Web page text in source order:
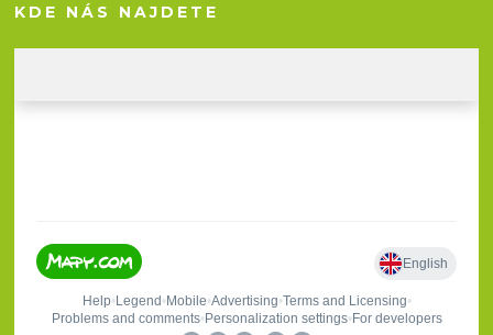
KDE NÁS NAJDETE